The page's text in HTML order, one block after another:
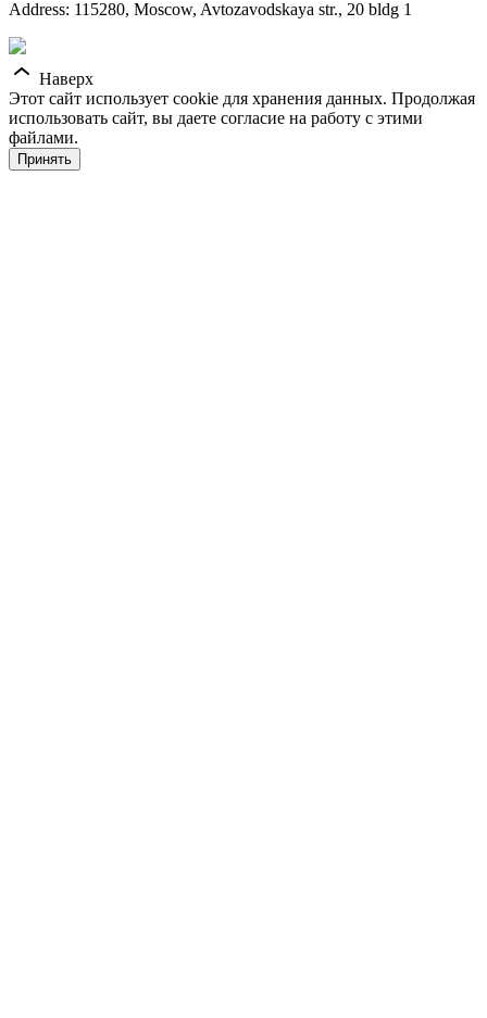
Address: 115280, Moscow, Avtozavodskaya str., 20 bldg 1
Наверх
Этот сайт использует cookie для хранения данных. Продолжая
использовать сайт, вы даете согласие на работу с этими
файлами.
Принять